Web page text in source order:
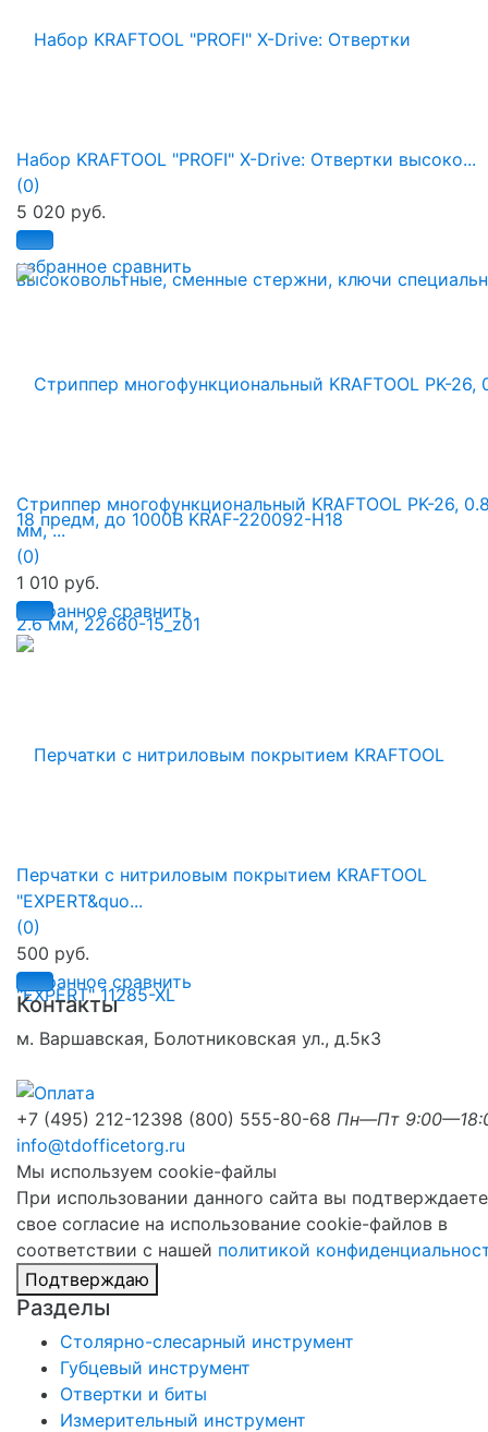
избранное сравнить
Набор KRAFTOOL "PROFI" X-Drive: Отвертки высоко...
(0)
5 020 руб.
избранное сравнить
Стриппер многофункциональный KRAFTOOL PK-26,
мм, ...
(0)
1 010 руб.
избранное сравнить
Перчатки с нитриловым покрытием KRAFTOOL
"EXPERT&quo...
(0)
500 руб.
Контакты
м. Варшавская, Болотниковская ул., д.5к3
+7 (495) 212-12398 (800) 555-80-68 Пн—Пт
info@tdofficetorg.ru
Мы используем cookie-файлы
При использовании данного сайта вы подтверждаете
свое согласие на использование cookie-файлов в
соответствии с нашей политикой
Подтверждаю
Разделы
Столярно-слесарный инструмент
Губцевый инструмент
Отвертки и биты
Измерительный инструмент